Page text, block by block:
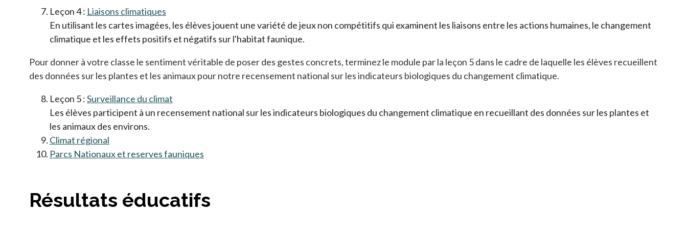
Leçon 4 : Liaisons climatiques
En utilisant les cartes imagées, les élèves jouent une variété de jeux non compétitifs qui examinent les liaisons entre les actions humaines, le changement
climatique et les effets positifs et négatifs sur l'habitat faunique.
Pour donner à votre classe le sentiment véritable de poser des gestes concrets, terminez le module par la leçon 5 dans le cadre de laquelle les élèves recueillent
des données sur les plantes et les animaux pour notre recensement national sur les indicateurs biologiques du changement climatique.
Leçon 5 :Surveillance du climat
Les élèves participent à un recensement national sur les indicateurs biologiques du changement climatique en recueillant des données sur les plantes et
les animaux des environs.
Climat régional
Parcs Nationaux et reserves fauniques
Résultats éducatifs